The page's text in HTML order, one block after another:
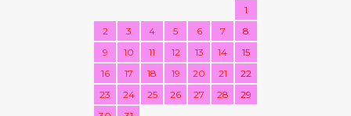
1
2
3 4 5 6 7
8
9
10 11 12 13 14
15
16
17 18 19 20 21
22
23
24 25 26 27 28
29